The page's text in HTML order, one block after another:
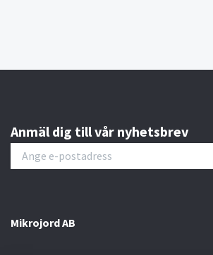
Anmäl dig till vår nyhetsbrev
Mikrojord AB